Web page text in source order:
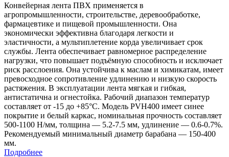
Конвейерная лента ПВХ применяется в
агропромышленности, строительстве, деревообработке,
фармацевтике и пищевой промышленности. Она
экономически эффективна благодаря легкости и
эластичности, а мультиплетение корда увеличивает срок
службы. Лента обеспечивает равномерное распределение
нагрузки, что повышает подъёмную способность и исключает
риск расслоения. Она устойчива к маслам и химикатам, имеет
превосходное сопротивление удлинению и низкую скорость
растяжения. В эксплуатации лента мягкая и гибкая,
антистатична и огнестойка. Рабочий диапазон температур
составляет от -15 до +85°C. Модель PVH400 имеет синее
покрытие и белый каркас, номинальная прочность составляет
500-1100 Н/мм, толщина — 5.2-7.5 мм, удлинение — 0.6-0.7%.
Рекомендуемый минимальный диаметр барабана — 150-400
мм.
Подробнее